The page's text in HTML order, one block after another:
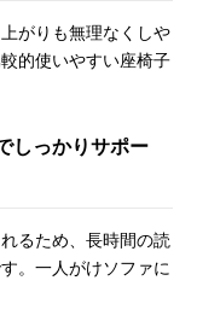
がりも無理なくしや
的使いやすい座椅子
しっかりサポー
るため、長時間の読
。一人がけソファに